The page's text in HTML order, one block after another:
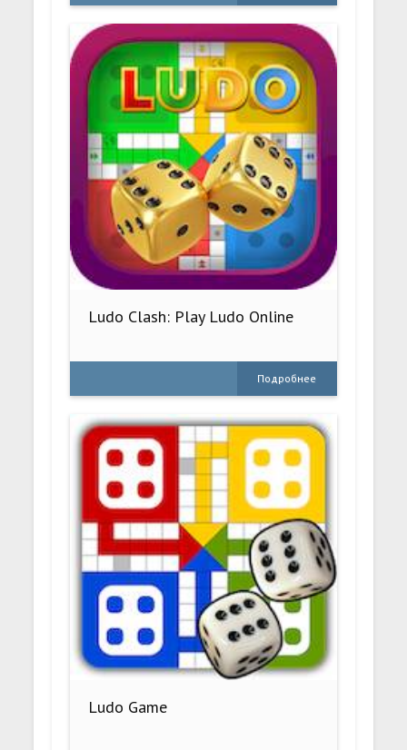
Ludo Clash: Play Ludo Online
Подробнее
Ludo Game